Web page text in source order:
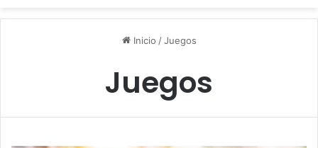
Inicio / Juegos
Juegos